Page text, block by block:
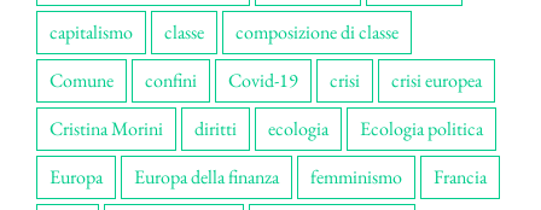
capitalismo
classe
composizione di classe
Comune
confini Covid-19 crisi
crisi europea
Cristina Morini
diritti ecologia
Ecologia politica
Europa
Europa della finanza femminismo
Francia